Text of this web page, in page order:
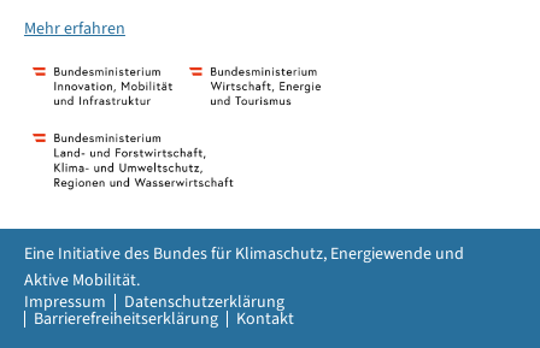
Mehr erfahren
Impressum Datenschutzerklärung
Barrierefreiheitserklärung Kontakt
Eine Initiative des Bundes für Klimaschutz, Energiewende und
Aktive Mobilität.